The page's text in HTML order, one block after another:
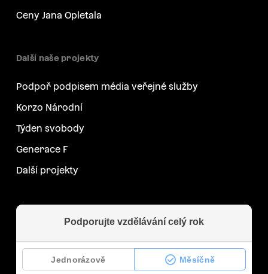
Ceny Jana Opletala
Další naše projekty
Podpoř podpisem média veřejné služby
Korzo Národní
Týden svobody
Generace F
Další projekty